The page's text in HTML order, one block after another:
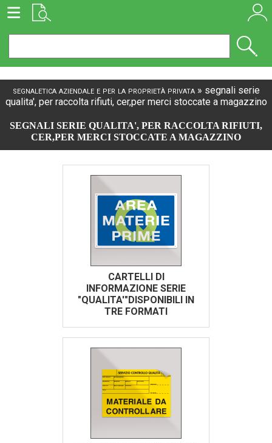
segnaletica aziendale e per la proprietà privata » segnali serie
qualita', per raccolta rifiuti, cer,per merci stoccate a magazzino
SEGNALI SERIE QUALITA', PER RACCOLTA RIFIUTI,
CER,PER MERCI STOCCATE A MAGAZZINO
CARTELLI DI
INFORMAZIONE SERIE
"QUALITA'"DISPONIBILI IN
TRE FORMATI